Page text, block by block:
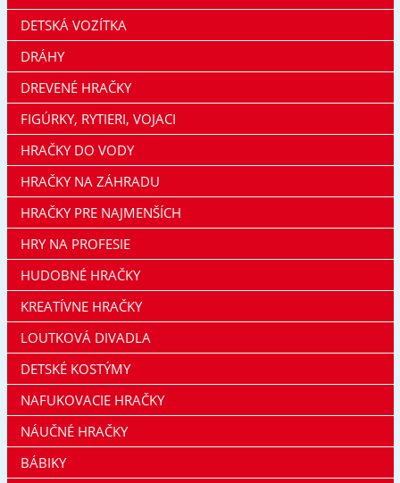
DETSKÁ VOZÍTKA
DRÁHY
DREVENÉ HRAČKY
FIGÚRKY, RYTIERI, VOJACI
HRAČKY DO VODY
HRAČKY NA ZÁHRADU
HRAČKY PRE NAJMENŠÍCH
HRY NA PROFESIE
HUDOBNÉ HRAČKY
KREATÍVNE HRAČKY
LOUTKOVÁ DIVADLA
DETSKÉ KOSTÝMY
NAFUKOVACIE HRAČKY
NÁUČNÉ HRAČKY
BÁBIKY